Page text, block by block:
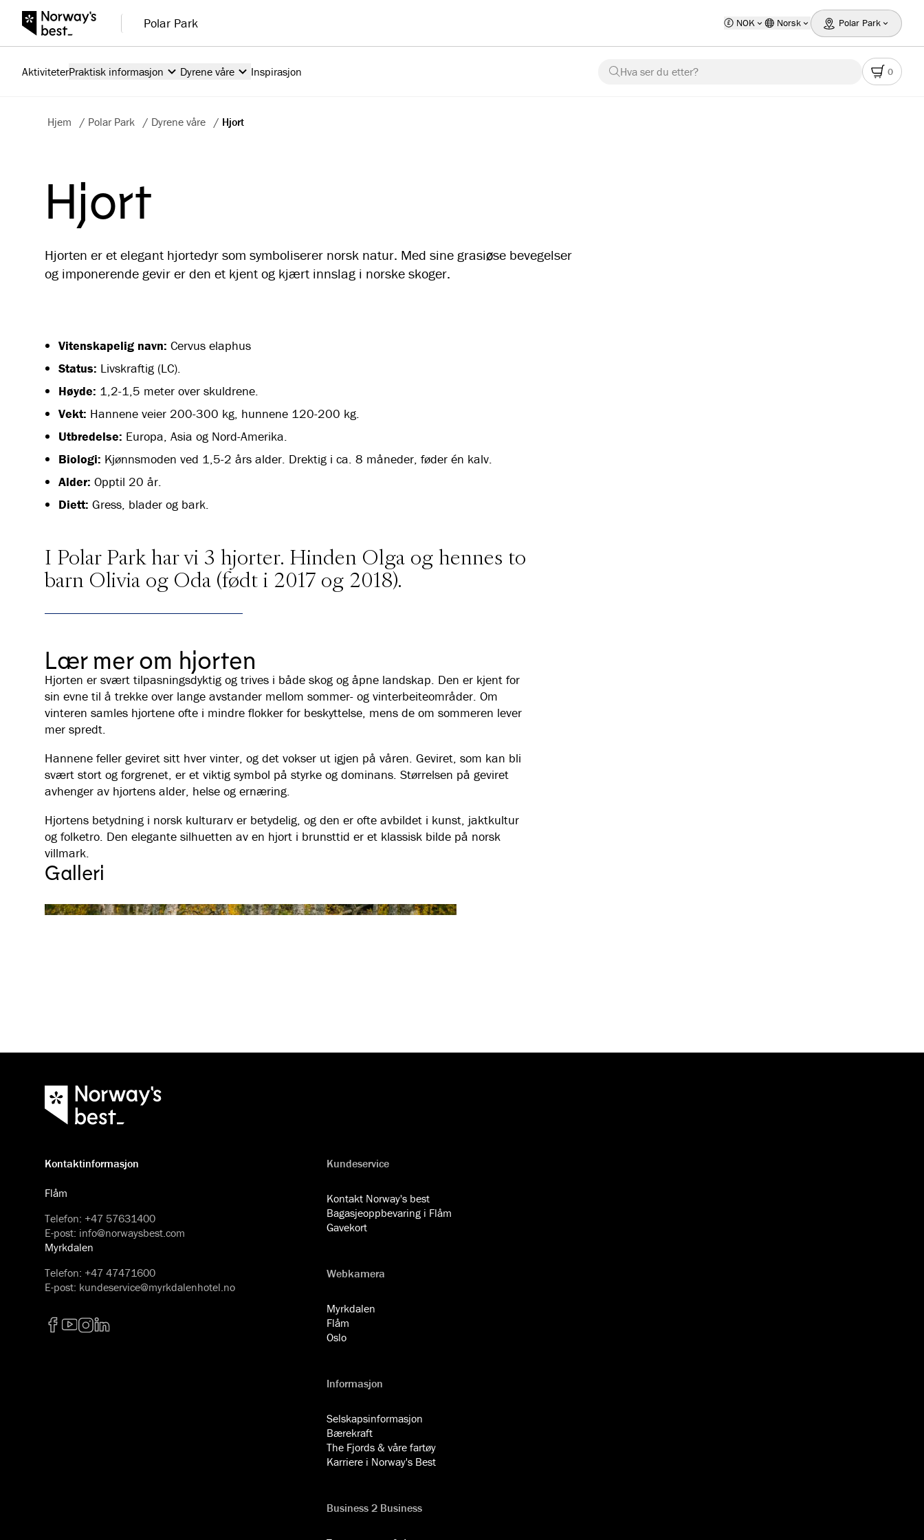
Polar Park NOK Norsk Polar Park
AktiviteterPraktisk informasjon Dyrene våre Inspirasjon Hva ser du etter? 0
Hjem / Polar Park / Dyrene våre / Hjort
Hjort
Hjorten er et elegant hjortedyr som symboliserer norsk natur. Med sine grasiøse bevegelser
og imponerende gevir er den et kjent og kjært innslag i norske skoger.
Vitenskapelig navn: Cervus elaphus
Status: Livskraftig (LC).
Høyde: 1,2-1,5 meter over skuldrene.
Vekt: Hannene veier 200-300 kg, hunnene 120-200 kg.
Utbredelse: Europa, Asia og Nord-Amerika.
Biologi: Kjønnsmoden ved 1,5-2 års alder. Drektig i ca. 8 måneder, føder én kalv.
Alder: Opptil 20 år.
Diett: Gress, blader og bark.
I Polar Park har vi 3 hjorter. Hinden Olga og hennes to
barn Olivia og Oda (født i 2017 og 2018).
Lær mer om hjorten
Hjorten er svært tilpasningsdyktig og trives i både skog og åpne landskap. Den er kjent for
sin evne til å trekke over lange avstander mellom sommer- og vinterbeiteområder. Om
vinteren samles hjortene ofte i mindre flokker for beskyttelse, mens de om sommeren lever
mer spredt.
Hannene feller geviret sitt hver vinter, og det vokser ut igjen på våren. Geviret, som kan bli
svært stort og forgrenet, er et viktig symbol på styrke og dominans. Størrelsen på geviret
avhenger av hjortens alder, helse og ernæring.
Hjortens betydning i norsk kulturarv er betydelig, og den er ofte avbildet i kunst, jaktkultur
og folketro. Den elegante silhuetten av en hjort i brunsttid er et klassisk bilde på norsk
villmark.
Galleri
Kontaktinformasjon
Flåm
Telefon: +47 57631400
E-post: info@norwaysbest.com
Myrkdalen
Telefon: +47 47471600
E-post: kundeservice@myrkdalenhotel.no
Kundeservice
Kontakt Norway's best
Bagasjeoppbevaring i Flåm
Gavekort
Webkamera
Myrkdalen
Flåm
Oslo
Informasjon
Selskapsinformasjon
Bærekraft
The Fjords & våre fartøy
Karriere i Norway's Best
Business 2 Business